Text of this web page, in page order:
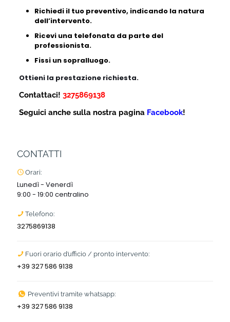
Richiedi il tuo preventivo, indicando la natura
dell’intervento.
Ricevi una telefonata da parte del
professionista.
Fissi un sopralluogo.
Ottieni la prestazione richiesta.
Contattaci! 3275869138
Seguici anche sulla nostra pagina Facebook!
CONTATTI
Orari:
Lunedì - Venerdì
9:00 - 19:00 centralino
Telefono:
3275869138
Fuori orario d’ufficio / pronto intervento:
+39 327 586 9138
Preventivi tramite whatsapp:
+39 327 586 9138